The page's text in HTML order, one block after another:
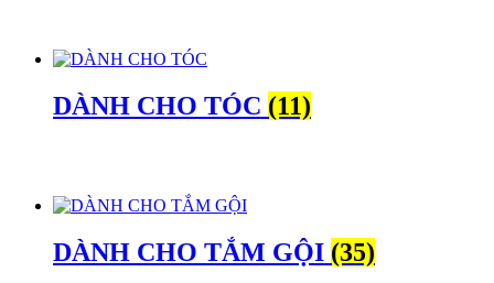
DÀNH CHO TÓC (11)
DÀNH CHO TẮM GỘI (35)